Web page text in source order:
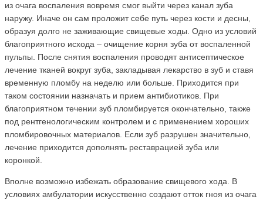
из очага воспаления вовремя смог выйти через канал зуба
наружу. Иначе он сам проложит себе путь через кости и десны,
образуя долго не заживающие свищевые ходы. Одно из условий
благоприятного исхода – очищение корня зуба от воспаленной
пульпы. После снятия воспаления проводят антисептическое
лечение тканей вокруг зуба, закладывая лекарство в зуб и ставя
временную пломбу на неделю или больше. Приходится при
таком состоянии назначать и прием антибиотиков. При
благоприятном течении зуб пломбируется окончательно, также
под рентгенологическим контролем и с применением хороших
пломбировочных материалов. Если зуб разрушен значительно,
лечение приходится дополнять реставрацией зуба или
коронкой.
Вполне возможно избежать образование свищевого хода. В
условиях амбулатории искусственно создают отток гноя из очага